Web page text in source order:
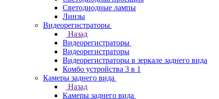
Светодиодные лампы
Линзы
Видеорегистраторы
Назад
Видеорегистраторы
Видеорегистраторы
Видеорегистраторы в зеркале заднего вида
Комбо устройства 3 в 1
Камеры заднего вида
Назад
Камеры заднего вида